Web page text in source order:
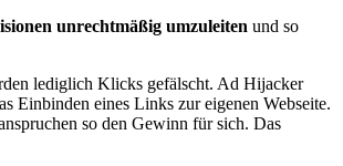
unrechtmäßig umzuleiten und so
lediglich Klicks gefälscht. Ad Hijacker
Einbinden eines Links zur eigenen Webseite.
so den Gewinn für sich. Das